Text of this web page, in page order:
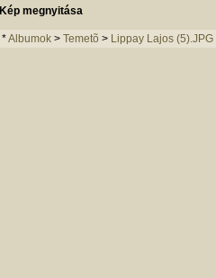
Kép megnyitása
*Albumok > Temetõ > Lippay Lajos (5).JPG